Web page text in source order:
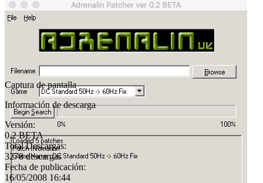
Captura de pantalla
Información de descarga
Versión:
0.2 BETA
Total Descargas:
3278 descargas
Fecha de publicación:
16/05/2008 16:44